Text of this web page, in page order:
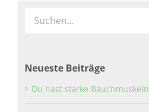
Suche
Neueste Beiträge
Du hast starke Bauchmuskeln